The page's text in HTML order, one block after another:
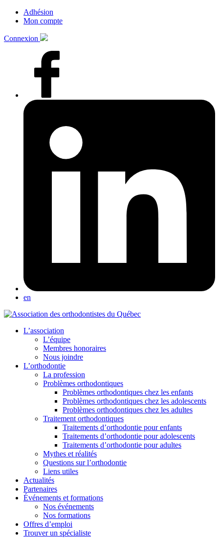
Adhésion
Mon compte
Connexion
en
L’association
L’équipe
Membres honoraires
Nous joindre
L’orthodontie
La profession
Problèmes orthodontiques
Problèmes orthodontiques chez les enfants
Problèmes orthodontiques chez les adolescents
Problèmes orthodontiques chez les adultes
Traitement orthodontiques
Traitements d’orthodontie pour enfants
Traitements d’orthodontie pour adolescents
Traitements d’orthodontie pour adultes
Mythes et réalités
Questions sur l’orthodontie
Liens utiles
Actualités
Partenaires
Événements et formations
Nos événements
Nos formations
Offres d’emploi
Trouver un spécialiste